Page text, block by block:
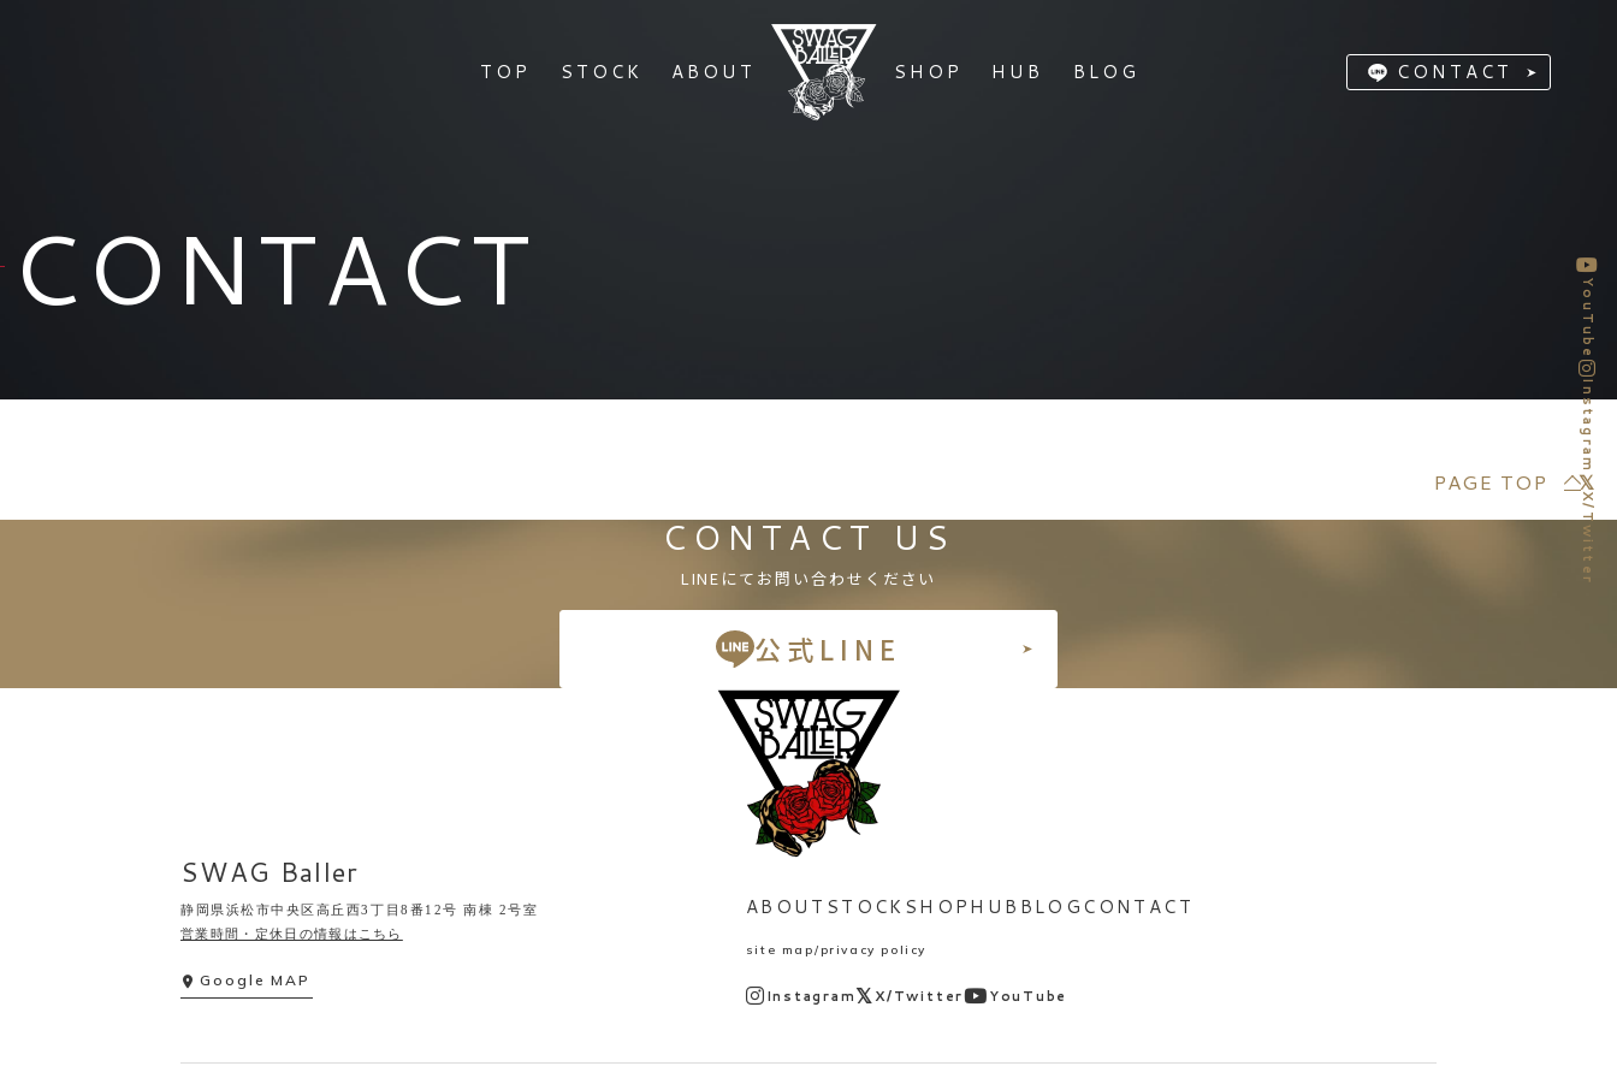
TOP STOCK ABOUT SHOP HUB BLOG CONTACT
CONTACT
CONTACT US
LINEにてお問い合わせください
公式LINE
SWAG Baller
静岡県浜松市中央区高丘西3丁目8番12号 南棟 2号室
営業時間・定休日の情報はこちら
Google MAP
ABOUT STOCK SHOPHUB BLOGCONTACT
site map privacy policy
Instagram X/Twitter YouTube
PAGE TOP
YouTube
Instagram
X/Twitter